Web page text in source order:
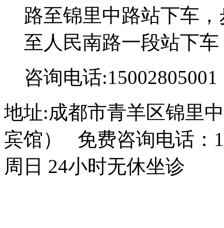
路至锦里中路站下车
至人民南路一段站下
咨询电话:15002805001
地址:成都市青羊区锦里
宾馆） 免费咨询电话：
周日 24小时无休坐诊